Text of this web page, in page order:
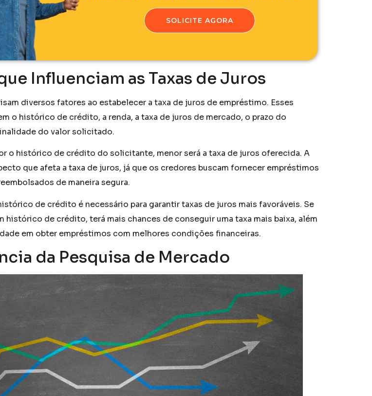
SOLICITE AGORA
Influenciam as Taxas de Juros
diversos fatores ao estabelecer a taxa de juros de empréstimo. Esses
o histórico de crédito, a renda, a taxa de juros de mercado, o prazo do
do valor solicitado.
o histórico de crédito do solicitante, menor será a taxa de juros oferecida. A
que afeta a taxa de juros, já que os credores buscam fornecer empréstimos
de maneira segura.
de crédito é necessário para garantir taxas de juros mais favoráveis. Se
histórico de crédito, terá mais chances de conseguir uma taxa mais baixa, além
em obter empréstimos com melhores condições financeiras.
da Pesquisa de Mercado